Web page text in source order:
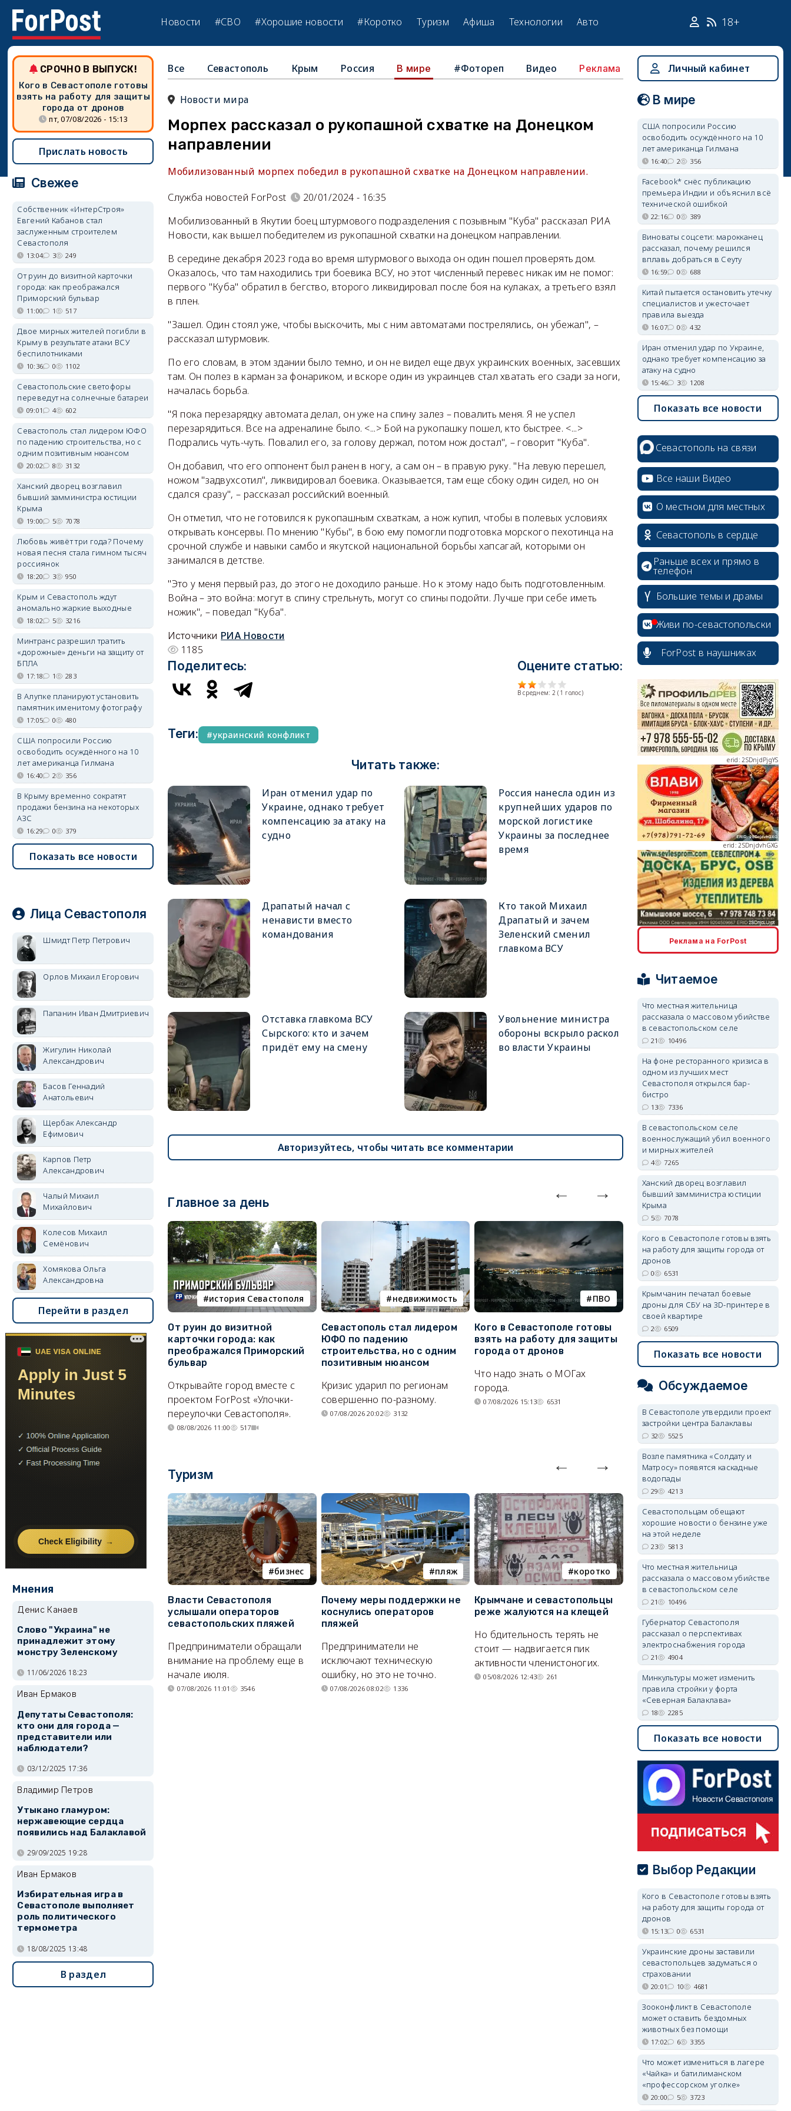
Новости #СВО #Хорошие новости #Коротко Туризм Афиша Технологии Авто 18+
Все Севастополь Крым Россия В мире #Фотореп Видео Реклама
Новости мира
Морпех рассказал о рукопашной схватке на Донецком
направлении
Мобилизованный морпех победил в рукопашной схватке на Донецком направлении.
Служба новостей ForPost
20/01/2024 - 16:35
Мобилизованный в Якутии боец штурмового подразделения с позывным "Куба" рассказал РИА
Новости, как вышел победителем из рукопашной схватки на донецком направлении.
В середине декабря 2023 года во время штурмового выхода он один пошел проверять дом.
Оказалось, что там находились три боевика ВСУ, но этот численный перевес никак им не помог:
первого "Куба" обратил в бегство, второго ликвидировал после боя на кулаках, а третьего взял
в плен.
"Зашел. Один стоял уже, чтобы выскочить, мы с ним автоматами пострелялись, он убежал", –
рассказал штурмовик.
По его словам, в этом здании было темно, и он не видел еще двух украинских военных, засевших
там. Он полез в карман за фонариком, и вскоре один из украинцев стал хватать его сзади за ноги,
началась борьба.
"Я пока перезарядку автомата делал, он уже на спину залез – повалить меня. Я не успел
перезарядиться. Все на адреналине было. <...> Бой на рукопашку пошел, кто быстрее. <...>
Подрались чуть-чуть. Повалил его, за голову держал, потом нож достал", – говорит "Куба".
Он добавил, что его оппонент был ранен в ногу, а сам он – в правую руку. "На левую перешел,
ножом "задвухсотил", ликвидировал боевика. Оказывается, там еще сбоку один сидел, но он
сдался сразу", – рассказал российский военный.
Он отметил, что не готовился к рукопашным схваткам, а нож купил, чтобы в полевых условиях
открывать консервы. По мнению "Кубы", в бою ему помогли подготовка морского пехотинца на
срочной службе и навыки самбо и якутской национальной борьбы хапсагай, которыми он
занимался в детстве.
"Это у меня первый раз, до этого не доходило раньше. Но к этому надо быть подготовленным.
Война – это война: могут в спину стрельнуть, могут со спины подойти. Лучше при себе иметь
ножик", – поведал "Куба".
Источники РИА Новости
1185
Поделитесь: Оцените статью:
В среднем: 2 ( 1 голос)
Теги: украинский конфликт
Читать также:
Иран отменил удар по
Украине, однако требует
компенсацию за атаку на
судно
Россия нанесла один из
крупнейших ударов по
морской логистике
Украины за последнее
время
Драпатый начал с
ненависти вместо
командования
Кто такой Михаил
Драпатый и зачем
Зеленский сменил
главкома ВСУ
Отставка главкома ВСУ
Сырского: кто и зачем
придёт ему на смену
Увольнение министра
обороны вскрыло раскол
во власти Украины
Авторизуйтесь, чтобы читать все комментарии
Главное за день
история Севастополя
От руин до визитной
карточки города: как
преображался Приморский
бульвар
Открывайте город вместе с
проектом ForPost «Улочки-
переулочки Севастополя».
08/08/2026 11:00 517
недвижимость
Севастополь стал лидером
ЮФО по падению
строительства, но с одним
позитивным нюансом
Кризис ударил по регионам
совершенно по-разному.
07/08/2026 20:02 3132
ПВО
Кого в Севастополе готовы
взять на работу для защиты
города от дронов
Что надо знать о МОГах
города.
07/08/2026 15:13 6531
катера
Украинский БЭК выгнал
отдыхающих с пляжей Ялты
Людей эвакуируют с
набережной крымского
курорта, проводится
5297
Туризм
бизнес
Власти Севастополя
услышали операторов
севастопольских пляжей
Предприниматели обращали
внимание на проблему еще в
начале июля.
07/08/2026 11:01 3546
пляж
Почему меры поддержки не
коснулись операторов
пляжей
Предприниматели не
исключают техническую
ошибку, но это не точно.
07/08/2026 08:02 1336
коротко
Крымчане и севастопольцы
реже жалуются на клещей
Но бдительность терять не
стоит — надвигается пик
активности членистоногих.
05/08/2026 12:43 261
Балаклава
В Севастополе утвердили
проект застройки центра
Балаклавы
Там появится туристический
квартал с отелями и
парковками.
05/08/2026 08:01 5525
СРОЧНО В ВЫПУСК!
Кого в Севастополе готовы
взять на работу для защиты
города от дронов
пт, 07/08/2026 - 15:13
Прислать новость
Свежее
Собственник «ИнтерСтроя»
Евгений Кабанов стал
заслуженным строителем
Севастополя
13:04 3 249
От руин до визитной карточки
города: как преображался
Приморский бульвар
11:00 1 517
Двое мирных жителей погибли в
Крыму в результате атаки ВСУ
беспилотниками
10:36 0 1102
Севастопольские светофоры
переведут на солнечные батареи
09:01 4 602
Севастополь стал лидером ЮФО
по падению строительства, но с
одним позитивным нюансом
20:02 8 3132
Ханский дворец возглавил
бывший замминистра юстиции
Крыма
19:00 5 7078
Любовь живёт три года? Почему
новая песня стала гимном тысяч
россиянок
18:20 3 950
Крым и Севастополь ждут
аномально жаркие выходные
18:02 5 3216
Минтранс разрешил тратить
«дорожные» деньги на защиту от
БПЛА
17:18 1 283
В Алупке планируют установить
памятник именитому фотографу
17:05 0 480
США попросили Россию
освободить осуждённого на 10
лет американца Гилмана
16:40 2 356
В Крыму временно сократят
продажи бензина на некоторых
АЗС
16:29 0 379
Показать все новости
Лица Севастополя
Шмидт Петр Петрович
Орлов Михаил Егорович
Папанин Иван Дмитриевич
Жигулин Николай
Александрович
Басов Геннадий
Анатольевич
Щербак Александр
Ефимович
Карпов Петр
Александрович
Чалый Михаил
Михайлович
Колесов Михаил
Семёнович
Хомякова Ольга
Александровна
Перейти в раздел
Мнения
Денис Канаев
Слово "Украина" не
принадлежит этому
монстру Зеленскому
11/06/2026 18:23
Иван Ермаков
Депутаты Севастополя:
кто они для города —
представители или
наблюдатели?
03/12/2025 17:36
Владимир Петров
Утыкано гламуром:
нержавеющие сердца
появились над Балаклавой
29/09/2025 19:28
Иван Ермаков
Избирательная игра в
Севастополе выполняет
роль политического
термометра
18/08/2025 13:48
В раздел
Личный кабинет
В мире
США попросили Россию
освободить осуждённого на 10
лет американца Гилмана
16:40 2 356
Facebook* снёс публикацию
премьера Индии и объяснил всё
технической ошибкой
22:16 0 389
Виноваты соцсети: марокканец
рассказал, почему решился
вплавь добраться в Сеуту
16:59 0 688
Китай пытается остановить утечку
специалистов и ужесточает
правила выезда
16:07 0 432
Иран отменил удар по Украине,
однако требует компенсацию за
атаку на судно
15:46 3 1208
Показать все новости
Севастополь на связи
Все наши Видео
О местном для местных
Севастополь в сердце
Раньше всех и прямо в
телефон
Большие темы и драмы
Живи по-севастопольски
ForPost в наушниках
erid: 2SDnjdPjgYS
erid: 2SDnjdvhGXG
erid: 2SDnjcLUypt
erid: 2SDnjcrDNw6
erid: 2SDnjdvhGXG
Реклама на ForPost
Читаемое
Что местная жительница
рассказала о массовом убийстве
в севастопольском селе
21 10496
На фоне ресторанного кризиса в
одном из лучших мест
Севастополя открылся бар-
бистро
13 7336
В севастопольском селе
военнослужащий убил военного
и мирных жителей
4 7265
Ханский дворец возглавил
бывший замминистра юстиции
Крыма
5 7078
Кого в Севастополе готовы взять
на работу для защиты города от
дронов
0 6531
Крымчанин печатал боевые
дроны для СБУ на 3D-принтере в
своей квартире
2 6509
Показать все новости
Обсуждаемое
В Севастополе утвердили проект
застройки центра Балаклавы
32 5525
Возле памятника «Солдату и
Матросу» появятся каскадные
водопады
29 4213
Севастопольцам обещают
хорошие новости о бензине уже
на этой неделе
23 5813
Что местная жительница
рассказала о массовом убийстве
в севастопольском селе
21 10496
Губернатор Севастополя
рассказал о перспективах
электроснабжения города
21 4904
Минкультуры может изменить
правила стройки у форта
«Северная Балаклава»
18 2285
Показать все новости
Выбор Редакции
Кого в Севастополе готовы взять
на работу для защиты города от
дронов
15:13 0 6531
Украинские дроны заставили
севастопольцев задуматься о
страховании
20:01 10 4681
Зооконфликт в Севастополе
может оставить бездомных
животных без помощи
17:02 6 3355
Что может измениться в лагере
«Чайка» и батилиманском
«профессорском уголке»
20:00 5 3723